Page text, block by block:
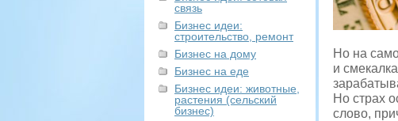
связь
Бизнес идеи:
строительство, ремонт
Бизнес на дому
Бизнес на еде
Бизнес идеи: животные,
растения (сельский
бизнес)
Но на
и
Но страх
слово,